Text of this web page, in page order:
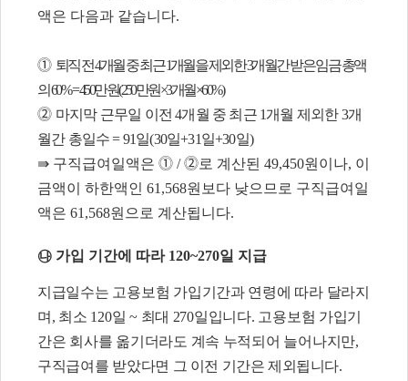
액은 다음과 같습니다.
⓵ 퇴직 전4개월 중 최근1개월을 제외한3개월간 받은 임금 총액
의60% = 450만원(250만원×3개월×60%)
⓶ 마지막 근무일 이전4개월 중 최근 1개월 제외한3개
월간 총일수= 91일(30일+31일+30일)
⇛ 구직급여일액은 ⓵ /⓶로 계산된 49,450원이나, 이
금액이 하한액인 61,568원보다 낮으므로 구직급여일
액은 61,568원으로 계산됩니다.
㉯ 가입 기간에 따라 120~270일 지급
지급일수는 고용보험 가입기간과 연령에 따라 달라지
며 , 최소 120일~ 최대 270일입니다. 고용보험 가입기
간은 회사를 옮기더라도 계속 누적되어 늘어나지만,
구직급여를 받았다면 그 이전 기간은 제외됩니다.